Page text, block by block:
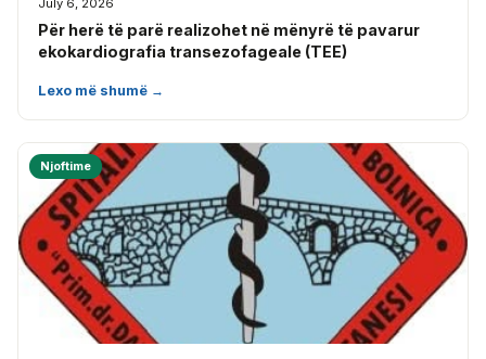
Për herë të parë realizohet në mënyrë të pavarur
ekokardiografia transezofageale (TEE)
Lexo më shumë →
Njoftime